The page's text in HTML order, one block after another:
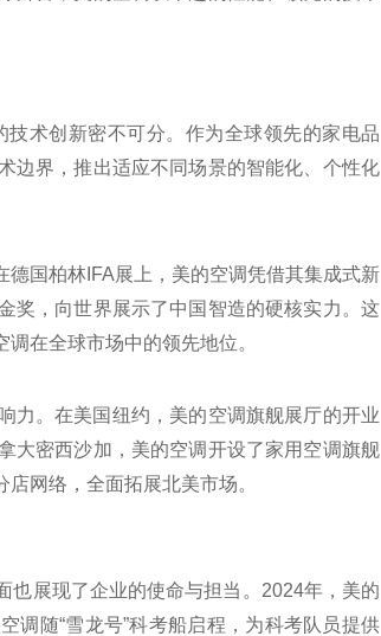
术创新密不可分。作为全球领先的家电品
边界，推出适应不同场景的智能化、个性化
国柏林IFA展上，美的空调凭借其集成式新
奖，向世界展示了中国智造的硬核实力。这
在全球市场中的领先地位。
力。在美国纽约，美的空调旗舰展厅的开业
大密西沙加，美的空调开设了家用空调旗舰
网络，全面拓展北美市场。
也展现了企业的使命与担当。2024年，美的
调随“雪龙号”科考船启程，为科考队员提供